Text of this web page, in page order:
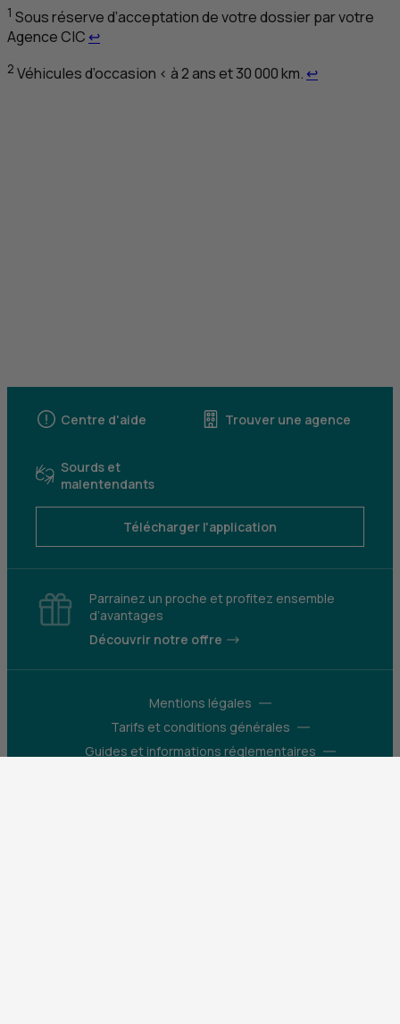
1 Sous réserve d’acceptation de votre dossier par votre
AgenceCIC ↩Retour au renvoi 1
2 Véhicules d’occasion < à 2 ans et 30 000 km. ↩Retour au
Centre d'aide Trouver une agence
Sourds et
malentendants
Télécharger l'application
Parrainez un proche et profitez ensemble
d’avantages
Découvrir notre offre
Mentions légales
Tarifs et conditions générales
Guides et informations réglementaires